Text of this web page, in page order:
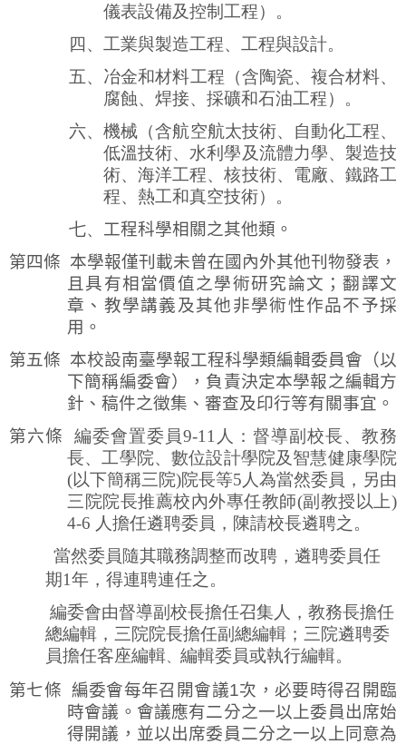
儀表設備及控制工程）。
四、工業與製造工程、 工程與設計。
五、冶金和材料工程（含陶瓷、複合材料、
腐蝕、焊接、採礦和石油工程）。
六、機械（含航空航太技術、自動化工程、
低溫技術、水利學及流體力學、製造技
術、海洋工程、核技術、電廠、鐵路工
程、熱工和真空技術）。
七、 工程科學相關之其他類。
第四條 本學報僅刊載未曾在國內外其他刊物發表，
且具有相當價值之學術研究論文；翻譯文
章、教學講義及其他非學術性作品不予採
用。
第五條 本校設南臺學報工程科學類編輯委員會（以
下簡稱編委會），負責決定本學報之編輯方
針、稿件之徵集、審查及印行等有關事宜。
第六條
編委會置委員9-11 人：督導副校長、教務
長、工學院、數位設計學院及智慧健康學院
(以下簡稱三院)院長等5 人為當然委員，另由
三院院長推薦校內外專任教師(副教授以上)
4-6 人擔任遴聘委員，陳請校長遴聘之。
當然委員隨其職務調整而改聘，遴聘委員任
期1年，得連聘連任之。
編委會由督導副校長擔任召集人，教務長擔任
總編輯，三院院長擔任副總編輯；三院遴聘委
員擔任客座編輯
編輯委員或執行編輯。
第七條 編委會每年召開會議1次，必要時得召開臨
時會議。會議應有二分之一以上委員出席始
得開議，並以出席委員二分之一以上同意為